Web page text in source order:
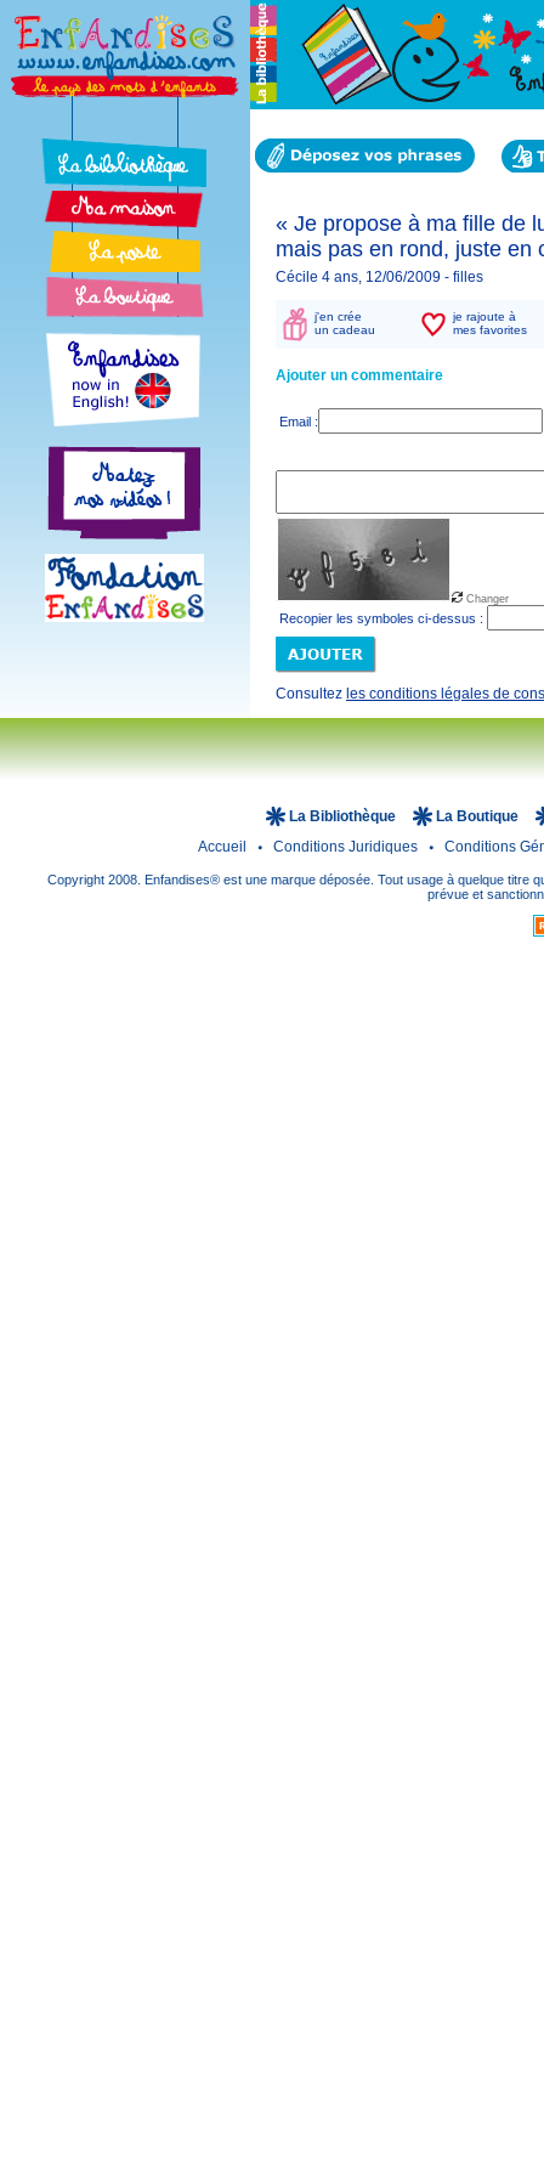
« Je propose à ma fille de
mais pas en rond, juste en
Cécile 4 ans, 12/06/2009 - filles
j'en crée
un cadeau
je rajoute à
mes favorites
Ajouter un commentaire
Email :
Changer
Recopier les symboles ci-dessus :
Consultez les conditions légales de
La Bibliothèque
La Boutique
Accueil
Conditions Juridiques Conditions
Copyright 2008. Enfandises® est une marque déposée. Tout usage à quelque
prévue et